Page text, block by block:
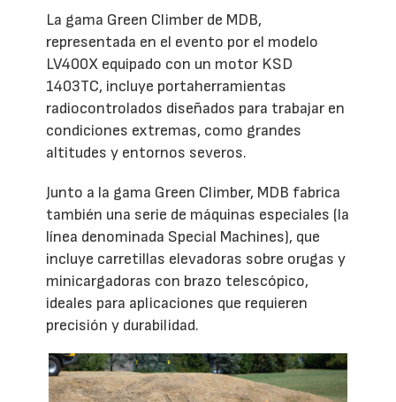
La gama Green Climber de MDB,
representada en el evento por el modelo
LV400X equipado con un motor KSD
1403TC, incluye portaherramientas
radiocontrolados diseñados para trabajar en
condiciones extremas, como grandes
altitudes y entornos severos.
Junto a la gama Green Climber, MDB fabrica
también una serie de máquinas especiales (la
línea denominada Special Machines), que
incluye carretillas elevadoras sobre orugas y
minicargadoras con brazo telescópico,
ideales para aplicaciones que requieren
precisión y durabilidad.